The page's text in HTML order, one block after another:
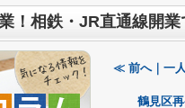
！相鉄・JR直通線開
≪ 前へ｜一
鶴見区